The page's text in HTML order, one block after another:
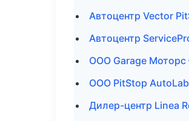
Автоцентр Vector
Автоцентр
ООО Garage
ООО PitStop
Дилер-центр Linea